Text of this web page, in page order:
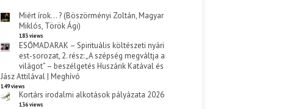
Miért írok… ? (Böszörményi Zoltán, Magyar
Miklós, Török Ági)
183 views
ESŐMADARAK – Spirituális költészeti nyári
est-sorozat, 2. rész: „A szépség megváltja a
világot” – beszélgetés Huszárik Katával és
Jász Attilával | Meghívó
149 views
Kortárs irodalmi alkotások pályázata 2026
136 views